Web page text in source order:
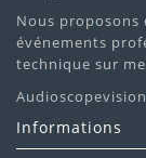
Nous proposons
événements
technique sur
Informations